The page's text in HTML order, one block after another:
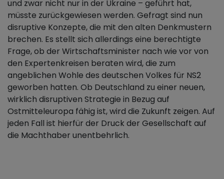
und zwar nicht nur in der Ukraine – geführt hat,
müsste zurückgewiesen werden. Gefragt sind nun
disruptive Konzepte, die mit den alten Denkmustern
brechen. Es stellt sich allerdings eine berechtigte
Frage, ob der Wirtschaftsminister nach wie vor von
den Expertenkreisen beraten wird, die zum
angeblichen Wohle des deutschen Volkes für NS2
geworben hatten. Ob Deutschland zu einer neuen,
wirklich disruptiven Strategie in Bezug auf
Ostmitteleuropa fähig ist, wird die Zukunft zeigen. Auf
jeden Fall ist hierfür der Druck der Gesellschaft auf
die Machthaber unentbehrlich.